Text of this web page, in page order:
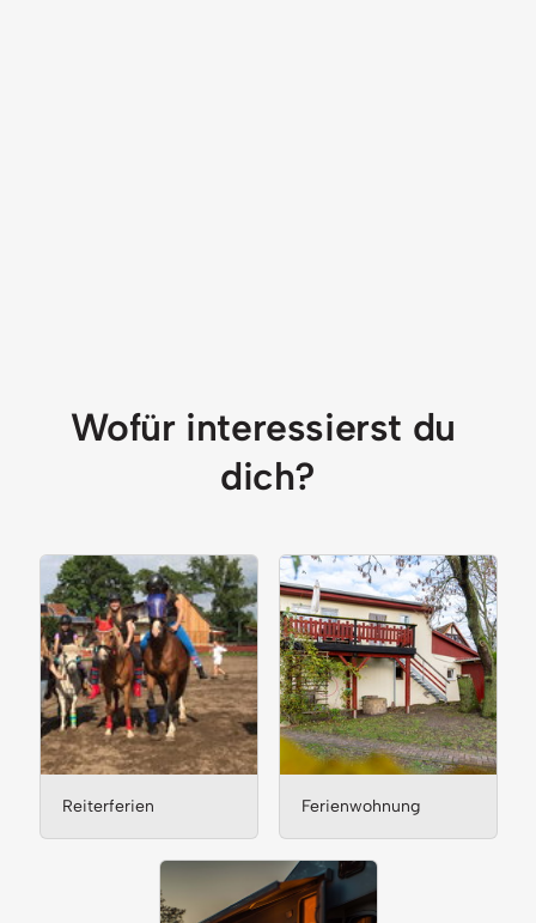
Wofür interessierst du
dich?
Reiterferien Ferienwohnung